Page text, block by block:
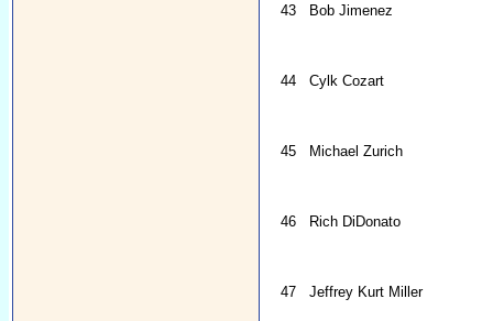
43 Bob Jimenez
44 Cylk Cozart
45 Michael Zurich
46 Rich DiDonato
47 Jeffrey Kurt Miller